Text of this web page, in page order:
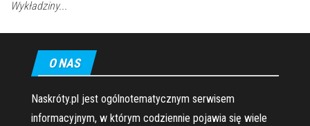
Wykładziny...
O NAS
Naskróty.pl jest ogólnotematycznym serwisem
informacyjnym, w którym codziennie pojawia się wiele